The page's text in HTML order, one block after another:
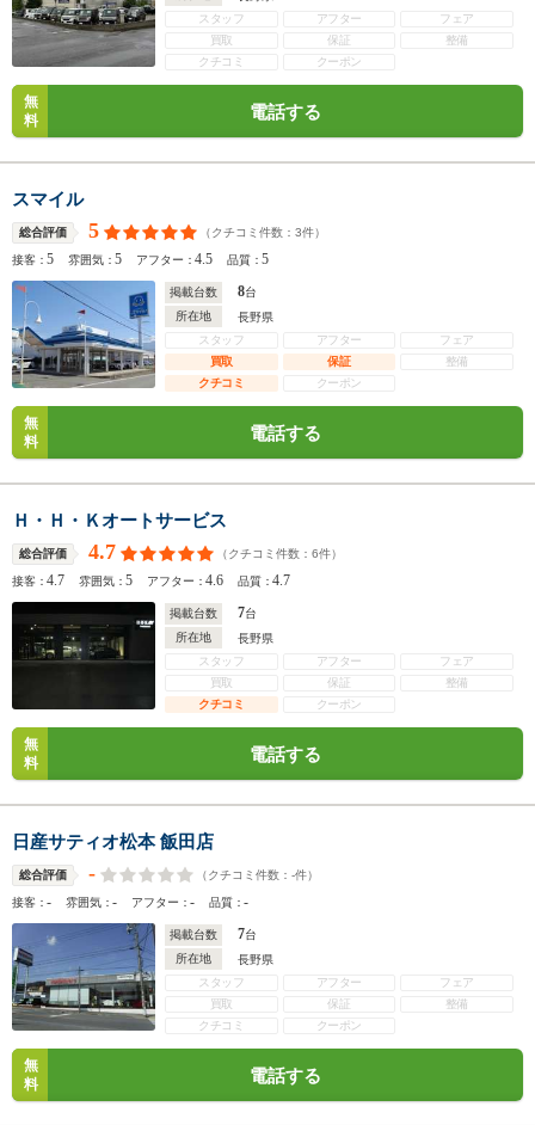
スタッフ
アフター
フェア
買取
保証
整備
クチコミ
クーポン
無
料
電話する
スマイル
総合評価 5 （クチコミ件数： 3件）
接客：5 雰囲気：5 アフター：4.5 品質：5
掲載台数 8台
所在地
長野県
スタッフ
アフター
フェア
買取
保証
整備
クチコミ
クーポン
無
料
電話する
Ｈ・Ｈ・Ｋオートサービス
総合評価 4.7 （クチコミ件数： 6件）
接客：4.7 雰囲気：5 アフター：4.6 品質：4.7
掲載台数 7台
所在地
長野県
スタッフ
アフター
フェア
買取
保証
整備
クチコミ
クーポン
無
料
電話する
日産サティオ松本 飯田店
総合評価 - （クチコミ件数： -件）
接客：- 雰囲気：- アフター：- 品質：-
掲載台数 7台
所在地
長野県
スタッフ
アフター
フェア
買取
保証
整備
クチコミ
クーポン
無
料
電話する